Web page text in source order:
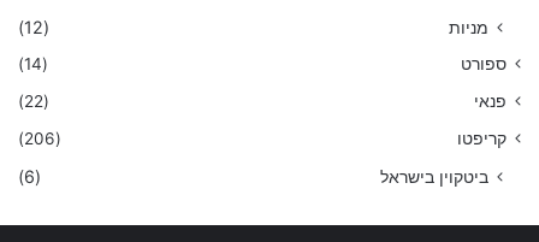
מניות (12)
ספורט
(14)
פנאי
(22)
קריפטו
(206)
ביטקוין בישראל (6)